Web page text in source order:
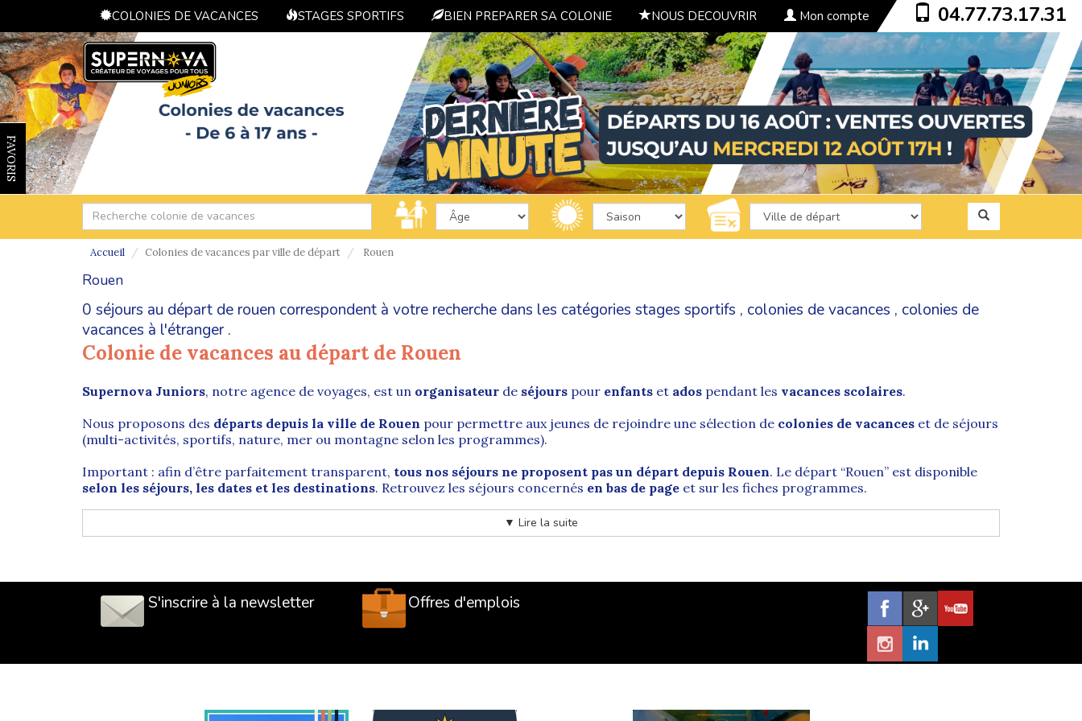
COLONIES DE VACANCES STAGES SPORTIFS BIEN PREPARER SA COLONIE NOUS DECOUVRIR Mon compte 04.77.73.17.31
FAVORIS
Accueil Colonies de vacances par ville de départ Rouen
Rouen
0 séjours au départ de rouen correspondent à votre recherche dans les catégories stages sportifs , colonies de vacances , colonies de
vacances à l'étranger.
Colonie de vacances au départ de Rouen
Supernova Juniors, notre agence de voyages, est un organisateur de séjours pour enfants et ados pendant les vacances scolaires.
Nous proposons des départs depuis la ville de Rouen pour permettre aux jeunes de rejoindre une sélection de colonies de vacances et de séjours
(multi-activités, sportifs, nature, mer ou montagne selon les programmes).
Important : afin d’être parfaitement transparent, tous nos séjours ne proposent pas un départ depuis Rouen. Le départ “Rouen” est disponible
selon les séjours, les dates et les destinations. Retrouvez les séjours concernés en bas de page et sur les fiches programmes.
Rouen (76) : capitale historique de Normandie, dans la vallée de la Seine
Rouenest une grande ville duNord-Ouest de la France, située dans ledépartement de la Seine-Maritime (76), enrégion Normandie(ancienne
Haute-Normandie
Au cœur de la
, Rouen fait partie de la Pariset la façade
notamment). Cette localisation facilite l’organisation de trajets en train vers de nombreuses régions
Ans, et c’est à Rouen queJeanne d’Arca été emprisonnée. Cité médiévale et culturelle, Rouen est aussi connue pour sa célèbre
▼ Lire la suite
S'inscrire à la newsletter Offres d'emplois